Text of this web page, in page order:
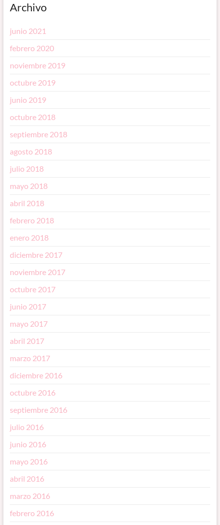
Archivo
junio 2021
febrero 2020
noviembre 2019
octubre 2019
junio 2019
octubre 2018
septiembre 2018
agosto 2018
julio 2018
mayo 2018
abril 2018
febrero 2018
enero 2018
diciembre 2017
noviembre 2017
octubre 2017
junio 2017
mayo 2017
abril 2017
marzo 2017
diciembre 2016
octubre 2016
septiembre 2016
julio 2016
junio 2016
mayo 2016
abril 2016
marzo 2016
febrero 2016